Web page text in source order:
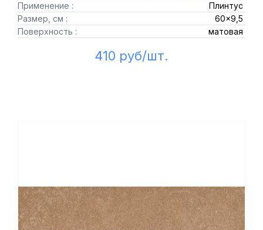
Применение :
Плинтус
Размер, см :
60x9,5
Поверхность :
матовая
410 руб/шт.